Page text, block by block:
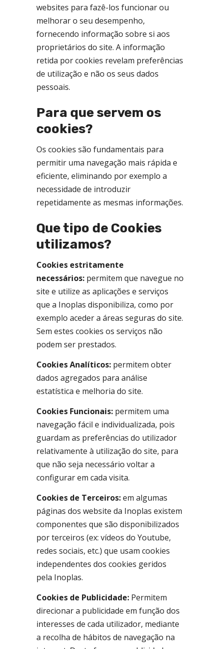
websites para fazê-los funcionar ou
melhorar o seu desempenho,
fornecendo informação sobre si aos
proprietários do site. A informação
retida por cookies revelam preferências
de utilização e não os seus dados
pessoais.
Para que servem os
cookies?
Os cookies são fundamentais para
permitir uma navegação mais rápida e
eficiente, eliminando por exemplo a
necessidade de introduzir
repetidamente as mesmas informações.
Que tipo de Cookies
utilizamos?
Cookies estritamente
necessários: permitem que navegue no
site e utilize as aplicações e serviços
que a Inoplas disponibiliza, como por
exemplo aceder a áreas seguras do site.
Sem estes cookies os serviços não
podem ser prestados.
Cookies Analíticos: permitem obter
dados agregados para análise
estatística e melhoria do site.
Cookies Funcionais: permitem uma
navegação fácil e individualizada, pois
guardam as preferências do utilizador
relativamente à utilização do site, para
que não seja necessário voltar a
configurar em cada visita.
Cookies de Terceiros:em algumas
páginas dos website da Inoplas existem
componentes que são disponibilizados
por terceiros (ex: vídeos do Youtube,
redes sociais, etc.) que usam cookies
independentes dos cookies geridos
pela Inoplas.
Cookies de Publicidade: Permitem
direcionar a publicidade em função dos
interesses de cada utilizador, mediante
a recolha de hábitos de navegação na